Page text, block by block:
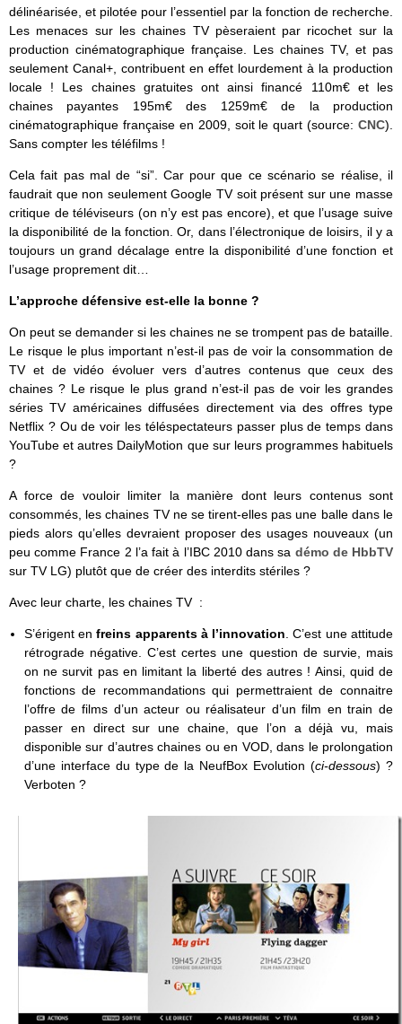
délinéarisée, et pilotée pour l’essentiel par la fonction de recherche.
Les menaces sur les chaines TV pèseraient par ricochet sur la
production cinématographique française. Les chaines TV, et pas
seulement Canal+, contribuent en effet lourdement à la production
locale ! Les chaines gratuites ont ainsi financé 110m€ et les
chaines payantes 195m€ des 1259m€ de la production
cinématographique française en 2009, soit le quart (source: CNC).
Sans compter les téléfilms !
Cela fait pas mal de “si”. Car pour que ce scénario se réalise, il
faudrait que non seulement Google TV soit présent sur une masse
critique de téléviseurs (on n’y est pas encore), et que l’usage suive
la disponibilité de la fonction. Or, dans l’électronique de loisirs, il y a
toujours un grand décalage entre la disponibilité d’une fonction et
l’usage proprement dit…
L’approche défensive est-elle la bonne ?
On peut se demander si les chaines ne se trompent pas de bataille.
Le risque le plus important n’est-il pas de voir la consommation de
TV et de vidéo évoluer vers d’autres contenus que ceux des
chaines ? Le risque le plus grand n’est-il pas de voir les grandes
séries TV américaines diffusées directement via des offres type
Netflix ? Ou de voir les téléspectateurs passer plus de temps dans
YouTube et autres DailyMotion que sur leurs programmes habituels
?
A force de vouloir limiter la manière dont leurs contenus sont
consommés, les chaines TV ne se tirent-elles pas une balle dans le
pieds alors qu’elles devraient proposer des usages nouveaux (un
peu comme France 2 l’a fait à l’IBC 2010 dans sa démo de HbbTV
sur TV LG) plutôt que de créer des interdits stériles ?
Avec leur charte, les chaines TV :
S’érigent enfreins apparents à l’innovation . C’est une attitude
rétrograde négative. C’est certes une question de survie, mais
on ne survit pas en limitant la liberté des autres ! Ainsi, quid de
fonctions de recommandations qui permettraient de connaitre
l’offre de films d’un acteur ou réalisateur d’un film en train de
passer en direct sur une chaine, que l’on a déjà vu, mais
disponible sur d’autres chaines ou en VOD, dans le prolongation
d’une interface du type de la NeufBox Evolution (ci-dessous) ?
Verboten ?